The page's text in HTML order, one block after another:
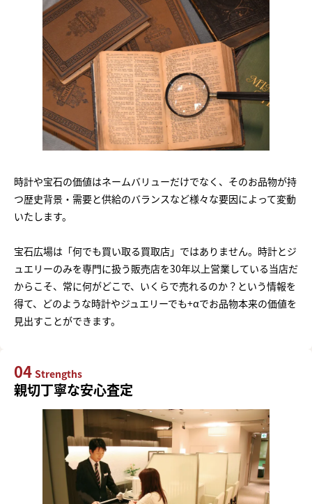
時計や宝石の価値はネームバリューだけでなく、そのお品物が持
つ歴史背景・需要と供給のバランスなど様々な要因によって変動
いたします。
宝石広場は「何でも買い取る買取店」ではありません。時計とジ
ュエリーのみを専門に扱う販売店を30年以上営業している当店だ
からこそ、常に何がどこで、いくらで売れるのか？という情報を
得て、どのような時計やジュエリーでも+αでお品物本来の価値を
見出すことができます。
04 Strengths
親切丁寧な安心査定